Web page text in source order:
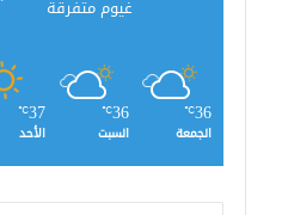
غيوم متفرقة
36
℃
الجمعة
36
℃
السبت
37
℃
الأحد